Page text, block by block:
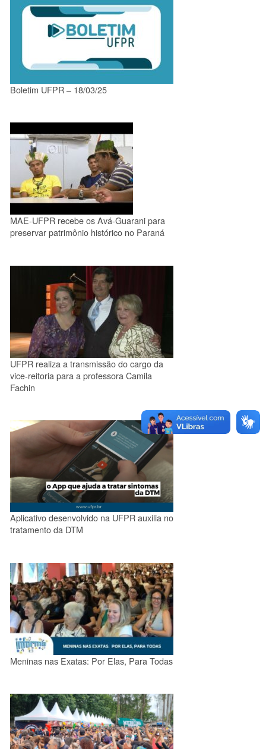
Boletim UFPR – 18/03/25
MAE-UFPR recebe os Avá-Guarani para
preservar patrimônio histórico no Paraná
UFPR realiza a transmissão do cargo da
vice-reitoria para a professora Camila
Fachin
Aplicativo desenvolvido na UFPR auxilia no
tratamento da DTM
Meninas nas Exatas: Por Elas, Para Todas